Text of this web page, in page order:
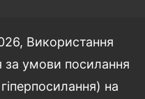
Використання
за умови посилання
на